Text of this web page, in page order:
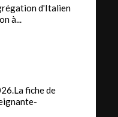
d'Italien
à...
fiche de